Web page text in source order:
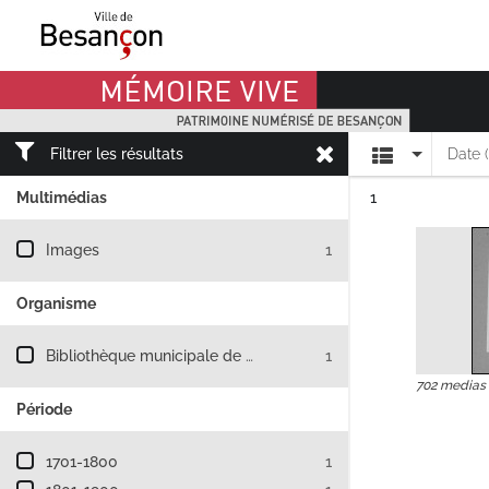
Mémoire Vive patrimoine numérisé de Besançon
Filtrer les résultats
Multimédias
Filtre les résultats par : Multimédias
Images 1
Organisme
Filtre les résultats par : Organisme
Bibliothèque municipale de Besançon 1
Période
Filtre les résultats par : Période
1701-1800
1
AffichageDate
1
702 medias